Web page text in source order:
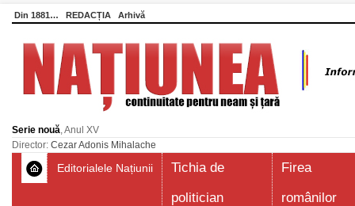
Din 1881… REDACȚIA Arhivă
Serie nouă, Anul XV
Director: Cezar Adonis Mihalache
Editorialele Națiunii
Tichia de
politician
Firea
românilor